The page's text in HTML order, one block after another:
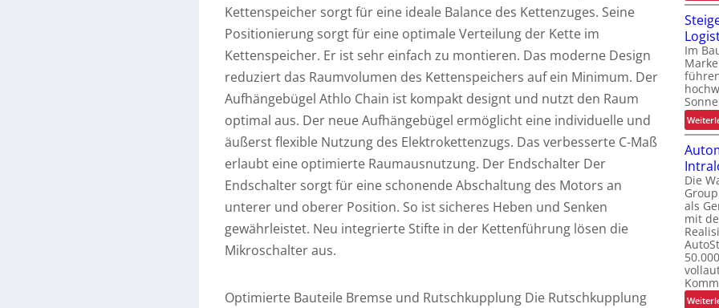
Kettenspeicher sorgt für eine ideale Balance des Kettenzuges. Seine
Positionierung sorgt für eine optimale Verteilung der Kette im
Kettenspeicher. Er ist sehr einfach zu montieren. Das moderne Design
reduziert das Raumvolumen des Kettenspeichers auf ein Minimum. Der
Aufhängebügel Athlo Chain ist kompakt designt und nutzt den Raum
optimal aus. Der neue Aufhängebügel ermöglicht eine individuelle und
äußerst flexible Nutzung des Elektrokettenzugs. Das verbesserte C-Maß
erlaubt eine optimierte Raumausnutzung. Der Endschalter Der
Endschalter sorgt für eine schonende Abschaltung des Motors an
unterer und oberer Position. So ist sicheres Heben und Senken
gewährleistet. Neu integrierte Stifte in der Kettenführung lösen die
Mikroschalter aus.
Optimierte Bauteile Bremse und Rutschkupplung Die Rutschkupplung
Im
Die
als
mit